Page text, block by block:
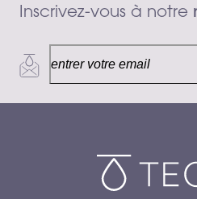
Inscrivez-vous à notre